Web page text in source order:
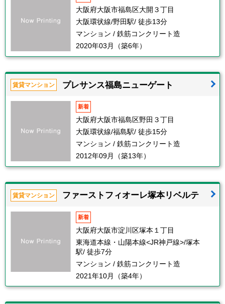
大阪府大阪市福島区大開３丁目
大阪環状線/野田駅/ 徒歩13分
マンション / 鉄筋コンクリート造
2020年03月（築6年）
賃貸マンション プレサンス福島ニューゲート
新着
大阪府大阪市福島区野田３丁目
大阪環状線/福島駅/ 徒歩15分
マンション / 鉄筋コンクリート造
2012年09月（築13年）
賃貸マンション ファーストフィオーレ塚本リベルテ
新着
大阪府大阪市淀川区塚本１丁目
東海道本線・山陽本線<JR神戸線>/塚本
駅/ 徒歩7分
マンション / 鉄筋コンクリート造
2021年10月（築4年）